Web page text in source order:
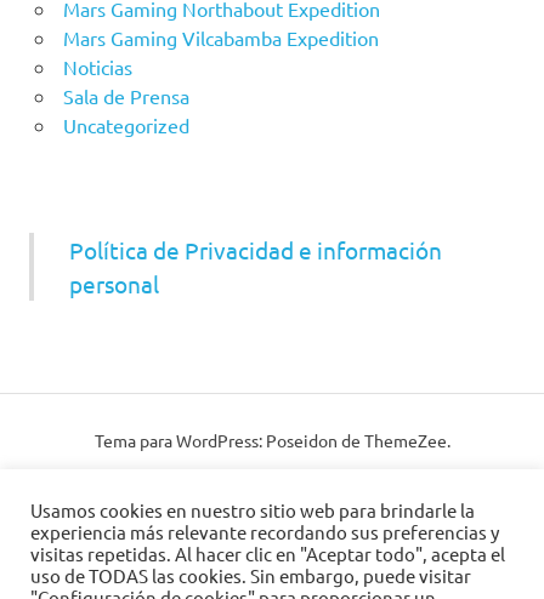
Mars Gaming Northabout Expedition
Mars Gaming Vilcabamba Expedition
Noticias
Sala de Prensa
Uncategorized
Política de Privacidad e información
personal
Tema para WordPress: Poseidon de ThemeZee.
Usamos cookies en nuestro sitio web para brindarle la
experiencia más relevante recordando sus preferencias y
visitas repetidas. Al hacer clic en "Aceptar todo", acepta el
uso de TODAS las cookies. Sin embargo, puede visitar